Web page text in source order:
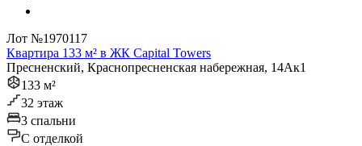
Лот №1970117
Квартира 133 м² в ЖК Capital Towers
Пресненский, Краснопресненская набережная, 14Ак1
133 м²
32 этаж
3 спальни
C отделкой